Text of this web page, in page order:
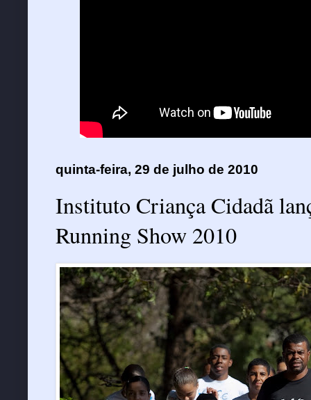
quinta-feira, 29 de julho de 2010
Instituto Criança Cidadã
Running Show 2010